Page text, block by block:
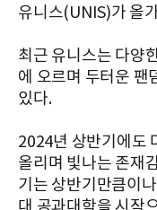
유니스(UNIS)가 올
최근 유니스는 다양
에 오르며 두터운 팬
있다.
2024년 상반기에도
올리며 빛나는 존재
기는 상반기만큼이